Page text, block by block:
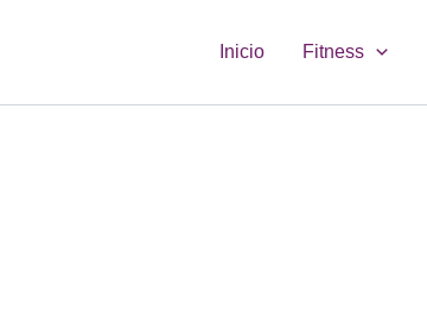
Inicio Fitness